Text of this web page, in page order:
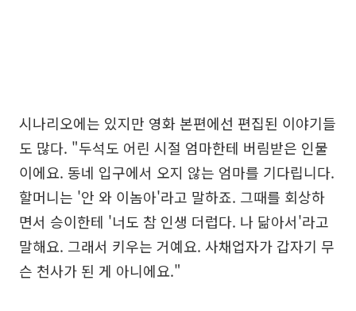
시나리오에는 있지만 영화 본편에선 편집된 이야기들
도 많다. "두석도 어린 시절 엄마한테 버림받은 인물
이에요. 동네 입구에서 오지 않는 엄마를 기다립니다.
할머니는 '안 와 이놈아'라고 말하죠. 그때를 회상하
면서 승이한테 '너도 참 인생 더럽다. 나 닮아서'라고
말해요. 그래서 키우는 거예요. 사채업자가 갑자기 무
슨 천사가 된 게 아니에요."